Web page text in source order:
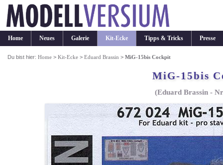
Home Neues Galerie Kit-Ecke Tipps & Tricks Presse
Du bist hier:Home >Kit-Ecke >Eduard Brassin >MiG-15bis Cockpit
MiG-15bis
(Eduard Brassin -